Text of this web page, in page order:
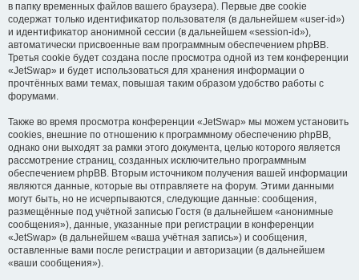
в папку временных файлов вашего браузера). Первые две cookie
содержат только идентификатор пользователя (в дальнейшем «user-id»)
и идентификатор анонимной сессии (в дальнейшем «session-id»),
автоматически присвоенные вам программным обеспечением phpBB.
Третья cookie будет создана после просмотра одной из тем конференции
«JetSwap» и будет использоваться для хранения информации о
прочтённых вами темах, повышая таким образом удобство работы с
форумами.
Также во время просмотра конференции «JetSwap» мы можем установить
cookies, внешние по отношению к программному обеспечению phpBB,
однако они выходят за рамки этого документа, целью которого является
рассмотрение страниц, созданных исключительно программным
обеспечением phpBB. Вторым источником получения вашей информации
являются данные, которые вы отправляете на форум. Этими данными
могут быть, но не исчерпываются, следующие данные: сообщения,
размещённые под учётной записью Гостя (в дальнейшем «анонимные
сообщения»), данные, указанные при регистрации в конференции
«JetSwap» (в дальнейшем «ваша учётная запись») и сообщения,
оставленные вами после регистрации и авторизации (в дальнейшем
«ваши сообщения»).